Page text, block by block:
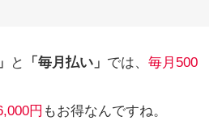
と 「毎月払い」 では、 毎月500
円 もお得なんですね。